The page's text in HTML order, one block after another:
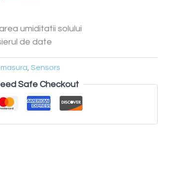
umiditatii solului
de date
Sensors
Safe Checkout